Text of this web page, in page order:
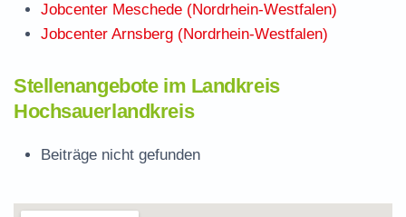
Jobcenter Meschede (Nordrhein-Westfalen)
Jobcenter Arnsberg (Nordrhein-Westfalen)
Stellenangebote im Landkreis
Hochsauerlandkreis
Beiträge nicht gefunden